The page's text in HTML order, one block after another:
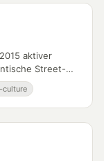
aktiver
Street-
Mais
culture